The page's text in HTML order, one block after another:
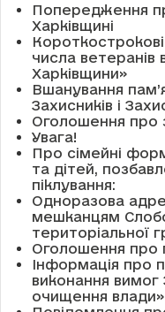
Попередження
Харківщині
числа ветеранів
Харківщини»
Вшанування
Захисників і
Оголошення про
Увага!
Про сімейні
та дітей,
піклування:
Одноразова
мешканцям
територіальної
Оголошення про
Інформація про
виконання
очищення